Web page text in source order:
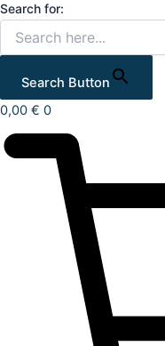
Search for:
Search Button
0,00 € 0